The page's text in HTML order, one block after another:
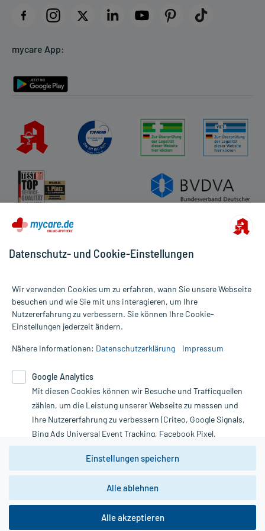
Datenschutz
Rückgabe/Widerruf
mycare App:
Alle Preise gelten inkl. MwSt., ggf. zzgl. Versandkosten
Informationen auf dieser Website werden ausschließlich für
die Untersuchung und Behandlung durch einen Arzt. Bitte
Therapien eingeleitet werden können. | Diese Webseite benutzt
Google Analytics. Lesen Sie bitte dazu die wichtigen Hinweise in
unserer Datenschutzerklärung. Für den Widerruf einer Bestellung
nutzen Sie das Formular:
Vertrag widerrufen
*Hinweise zu unseren Aktionen und Bewertungen
copyright @ 2026 Roland Helle e.K. - Versandapotheke - Alle Rechte vorbehalten
Datenschutz- und Cookie-Einstellungen
Wir verwenden Cookies um zu erfahren, wann Sie unsere Webseite
besuchen und wie Sie mit uns interagieren, um Ihre
Nutzererfahrung zu verbessern. Sie können Ihre Cookie-
Einstellungen jederzeit ändern.
Nähere Informationen: Datenschutzerklärung Impressum
Google Analytics
Mit diesen Cookies können wir Besuche und Trafficquellen
zählen, um die Leistung unserer Webseite zu messen und
Ihre Nutzererfahrung zu verbessern (Criteo, Google Signals,
Bing Ads Universal Event Tracking, Facebook Pixel,
Youtube-Social Plugin).
Wir weisen darauf hin, dass die
zwingend den Europäischen Anforderungen gem. EU-
DSGVO genügen und ein Datentransfer in Drittstaaten bzw.
Daten dort verarbeitet werden, kann nicht geprüft und
nachvollzogen werden.
Einstellungen speichern
Alle ablehnen
Alle akzeptieren